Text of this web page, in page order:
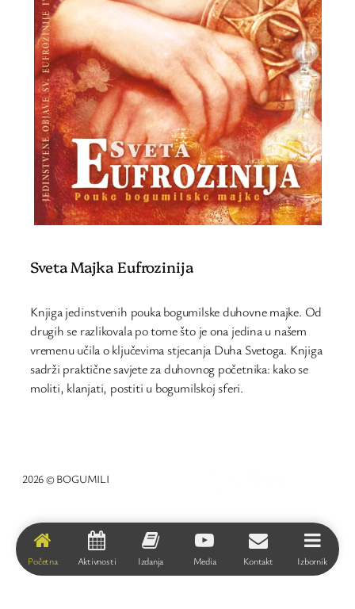
Sveta Majka Eufrozinija
Knjiga jedinstvenih pouka bogumilske duhovne majke. Od
drugih se razlikovala po tome što je ona jedina u našem
vremenu učila o ključevima stjecanja Duha Svetoga. Knjiga
sadrži praktične savjete za duhovnog početnika: kako se
moliti, klanjati, postiti u bogumilskoj sferi.
2026 © BOGUMILI
Početna Aktivnosti Izdanja Media Kontakt Izbornik